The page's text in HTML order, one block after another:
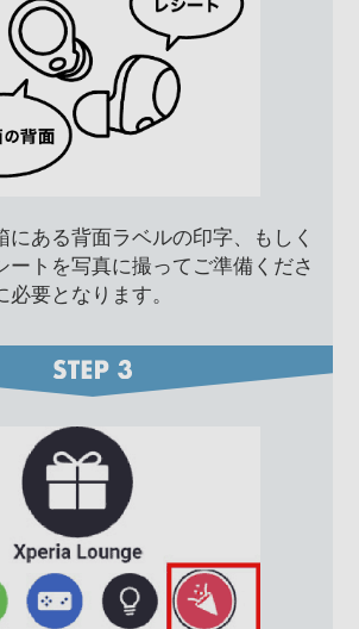
にある背面ラベルの印字、もしく
ートを写真に撮ってご準備くださ
要となります。